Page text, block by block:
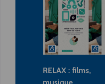
RELAX : films,
musique…